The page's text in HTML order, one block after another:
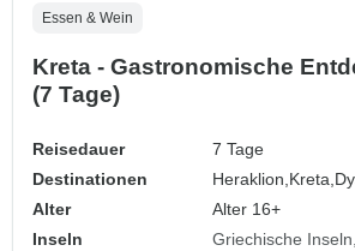
Essen & Wein
Kreta - Gastronomische
(7 Tage)
Reisedauer
7 Tage
Destinationen
Heraklion,Kreta,
Alter
Alter 16+
Inseln
Griechische Inseln